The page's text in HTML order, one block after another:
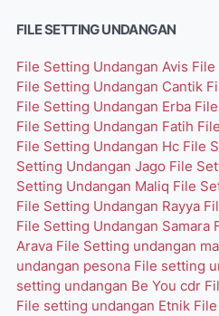
FILE SETTING UNDANGAN
File Setting Undangan Avis File
File Setting Undangan Cantik
File Setting Undangan Erba
File Setting Undangan Fatih
File Setting Undangan Hc File
Setting Undangan Jago File
Setting Undangan Maliq File
File Setting Undangan Rayya
File Setting Undangan Samara
Arava File Setting undangan
undangan pesona File setting
setting undangan Be You cdr
File setting undangan Etnik